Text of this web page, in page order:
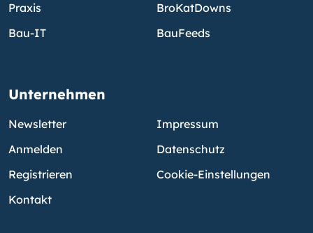
Praxis
Bau-IT
BroKatDowns
BauFeeds
Unternehmen
Newsletter
Anmelden
Registrieren
Kontakt
Impressum
Datenschutz
Cookie-Einstellungen